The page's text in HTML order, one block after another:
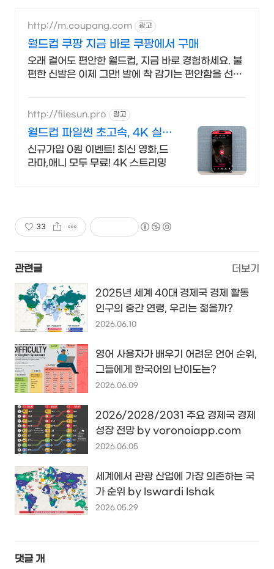
http://m.coupang.com 광고
월드컵 쿠팡 지금 바로 쿠팡에서 구매
오래 걸어도 편안한 월드컵, 지금 바로 경험하세요. 불
편한 신발은 이제 그만! 발에 착 감기는 편안함을 선물
http://filesun.pro 광고
월드컵 파일썬 초고속, 4K 실시
간 보기!
신규가입 0원 이벤트! 최신 영화,드
라마,애니 모두 무료! 4K 스트리밍
33
관련글 더보기
2025년 세계 40대 경제국 경제 활동
인구의 중간 연령, 우리는 젊을까?
2026.06.10
영어 사용자가 배우기 어려운 언어 순위,
그들에게 한국어의 난이도는?
2026.06.09
2026/2028/2031 주요 경제국 경제
성장 전망 by voronoiapp.com
2026.06.05
세계에서 관광 산업에 가장 의존하는 국
가 순위 by Iswardi Ishak
2026.05.29
댓글 개